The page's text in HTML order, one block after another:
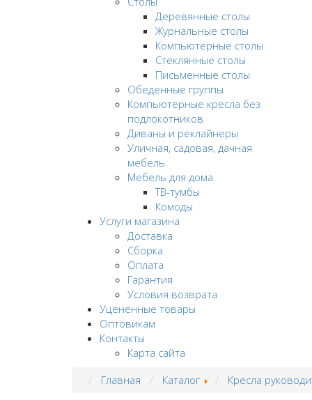
Деревянные столы
Журнальные столы
Компьютерные столы
Стеклянные столы
Письменные столы
Обеденные группы
Компьютерные кресла без
подлокотников
Диваны и реклайнеры
Уличная, садовая, дачная
мебель
Мебель для дома
ТВ-тумбы
Комоды
Услуги магазина
Доставка
Сборка
Оплата
Гарантия
Условия возврата
Уцененные товары
Оптовикам
Контакты
Карта сайта
Главная
Каталог Кресла